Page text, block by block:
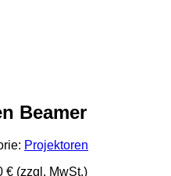
Beamer
Projektoren
€ (zzgl. MwSt.)